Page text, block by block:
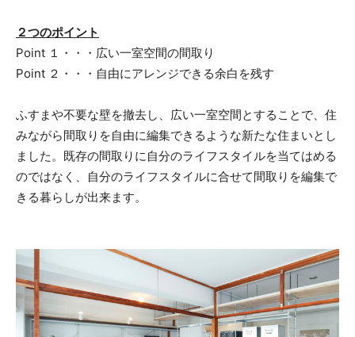
２つのポイント
Point １・・・広い一室空間の間取り
Point ２・・・自由にアレンジできる余白を残す
ふすまや不要な壁を撤去し、広い一室空間とすることで、住
みながら間取りを自由に編集できるような新たな住まいとし
ました。既存の間取りに自分のライフスタイルを当てはめる
のではなく、自分のライフスタイルに合せて間取りを編集で
きる暮らしが出来ます。